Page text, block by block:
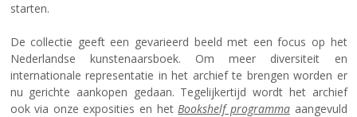
starten.
De collectie geeft een gevarieerd beeld met een focus op het
Nederlandse kunstenaarsboek. Om meer diversiteit en
internationale representatie in het archief te brengen worden er
nu gerichte aankopen gedaan. Tegelijkertijd wordt het archief
ook via onze exposities en hetBookshelf programmaaangevuld